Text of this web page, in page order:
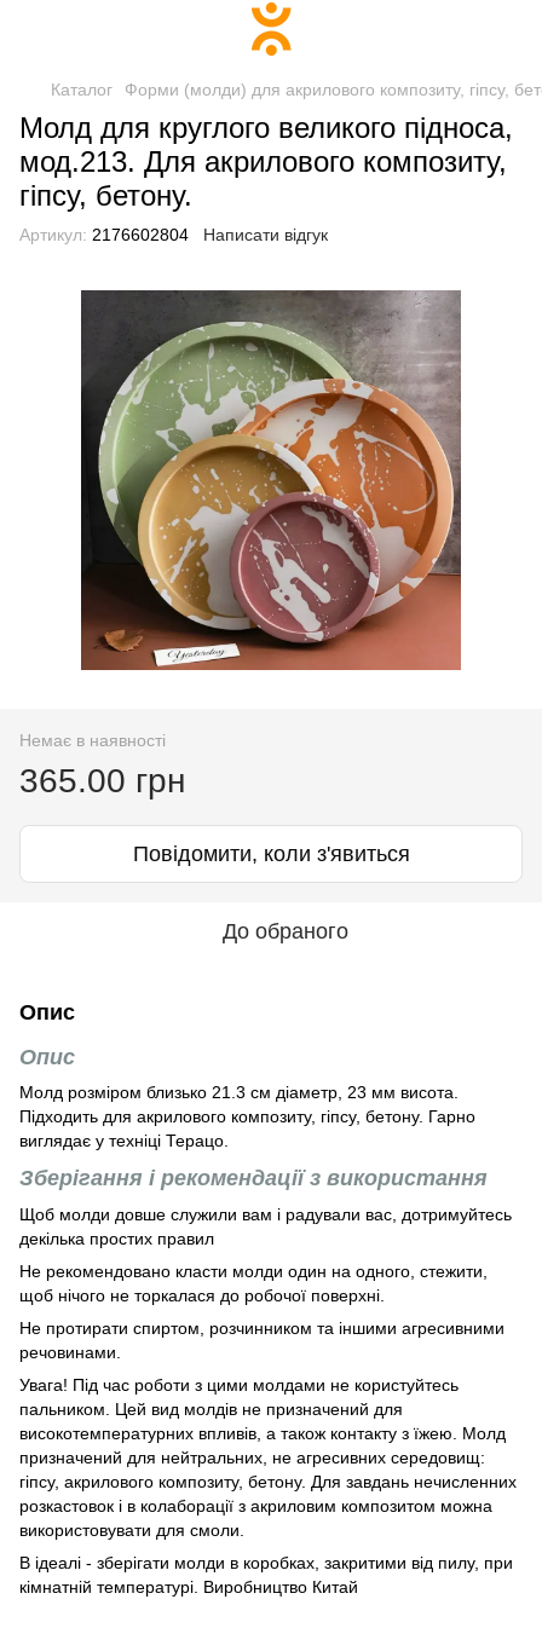
Каталог Форми (молди) для акрилового композиту, гіпсу,
Молд для круглого великого підноса,
мод.213. Для акрилового композиту,
гіпсу, бетону.
Артикул: 2176602804 Написати відгук
Немає в наявності
365.00 грн
Повідомити, коли з'явиться
До обраного
Опис
Опис
Молд розміром близько 21.3 см діаметр, 23 мм висота.
Підходить для акрилового композиту, гіпсу, бетону. Гарно
виглядає у техніці Терацо.
Зберігання і рекомендації з використання
Щоб молди довше служили вам і радували вас, дотримуйтесь
декілька простих правил
Не рекомендовано класти молди один на одного, стежити,
щоб нічого не торкалася до робочої поверхні.
Не протирати спиртом, розчинником та іншими агресивними
речовинами.
Увага! Під час роботи з цими молдами не користуйтесь
пальником. Цей вид молдів не призначений для
високотемпературних впливів, а також контакту з їжею. Молд
призначений для нейтральних, не агресивних середовищ:
гіпсу, акрилового композиту, бетону. Для завдань нечисленних
розкастовок і в колаборації з акриловим композитом можна
використовувати для смоли.
В ідеалі - зберігати молди в коробках, закритими від пилу, при
кімнатній температурі. Виробництво Китай